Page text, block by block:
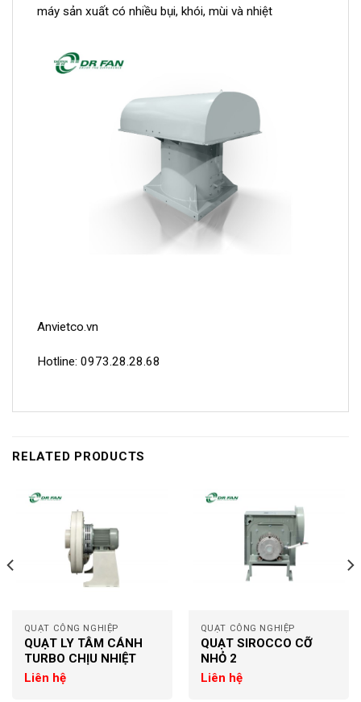
máy sản xuất có nhiều bụi, khói, mùi và nhiệt
Anvietco.vn
Hotline: 0973.28.28.68
RELATED PRODUCTS
QUẠT CÔNG NGHIỆP
QUẠT LY TÂM CÁNH
TURBO CHỊU NHIỆT
Liên hệ
QUẠT CÔNG NGHIỆP
QUẠT SIROCCO CỠ
NHỎ 2
Liên hệ